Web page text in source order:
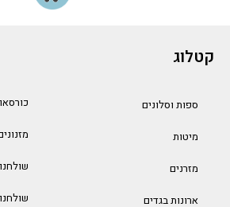
קטלוג
ספות וסלונים
מיטות
מזרנים
ארונות בגדים